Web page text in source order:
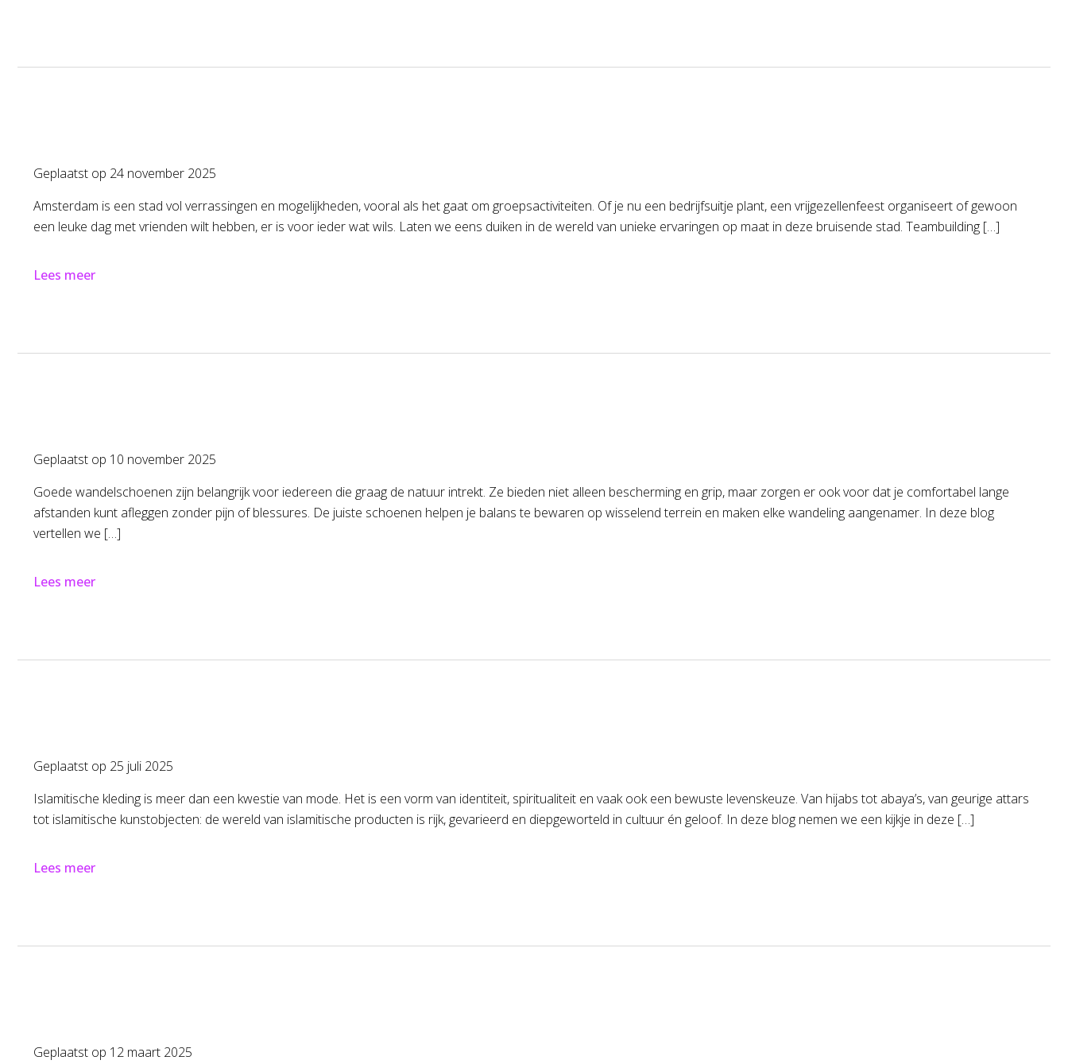
Geplaatst op 24 november 2025
Amsterdam is een stad vol verrassingen en mogelijkheden, vooral als het gaat om groepsactiviteiten. Of je nu een bedrijfsuitje plant, een vrijgezellenfeest organiseert of gewoon
een leuke dag met vrienden wilt hebben, er is voor ieder wat wils. Laten we eens duiken in de wereld van unieke ervaringen op maat in deze bruisende stad. Teambuilding […]
Lees meer
Geplaatst op 10 november 2025
Goede wandelschoenen zijn belangrijk voor iedereen die graag de natuur intrekt. Ze bieden niet alleen bescherming en grip, maar zorgen er ook voor dat je comfortabel lange
afstanden kunt afleggen zonder pijn of blessures. De juiste schoenen helpen je balans te bewaren op wisselend terrein en maken elke wandeling aangenamer. In deze blog
vertellen we […]
Lees meer
Geplaatst op 25 juli 2025
Islamitische kleding is meer dan een kwestie van mode. Het is een vorm van identiteit, spiritualiteit en vaak ook een bewuste levenskeuze. Van hijabs tot abaya’s, van geurige attars
tot islamitische kunstobjecten: de wereld van islamitische producten is rijk, gevarieerd en diepgeworteld in cultuur én geloof. In deze blog nemen we een kijkje in deze […]
Lees meer
Geplaatst op 12 maart 2025